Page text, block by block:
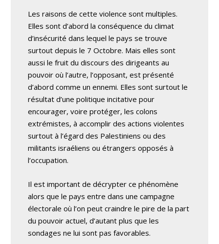
Les raisons de cette violence sont multiples.
Elles sont d’abord la conséquence du climat
d’insécurité dans lequel le pays se trouve
surtout depuis le 7 Octobre. Mais elles sont
aussi le fruit du discours des dirigeants au
pouvoir où l’autre, l’opposant, est présenté
d’abord comme un ennemi. Elles sont surtout le
résultat d’une politique incitative pour
encourager, voire protéger, les colons
extrémistes, à accomplir des actions violentes
surtout à l’égard des Palestiniens ou des
militants israéliens ou étrangers opposés à
l’occupation.
Il est important de décrypter ce phénomène
alors que le pays entre dans une campagne
électorale où l’on peut craindre le pire de la part
du pouvoir actuel, d’autant plus que les
sondages ne lui sont pas favorables.